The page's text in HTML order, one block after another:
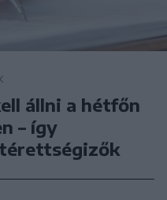
állni a hétfőn
– így